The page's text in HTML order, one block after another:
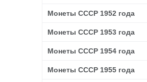
Монеты СССР 1952 года
Монеты СССР 1953 года
Монеты СССР 1954 года
Монеты СССР 1955 года